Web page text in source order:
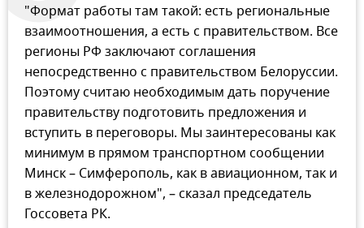
"Формат работы там такой: есть региональные
взаимоотношения, а есть с правительством. Все
регионы РФ заключают соглашения
непосредственно с правительством Белоруссии.
Поэтому считаю необходимым дать поручение
правительству подготовить предложения и
вступить в переговоры. Мы заинтересованы как
минимум в прямом транспортном сообщении
Минск – Симферополь, как в авиационном, так и
в железнодорожном", – сказал председатель
Госсовета РК.